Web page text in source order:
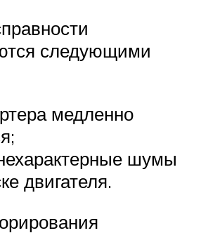
следующими
медленно
шумы
двигателя.